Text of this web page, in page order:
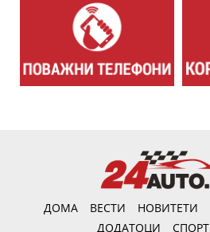
ДОМА ВЕСТИ НОВИТЕТИ
ДОДАТОЦИ
СПОРТ